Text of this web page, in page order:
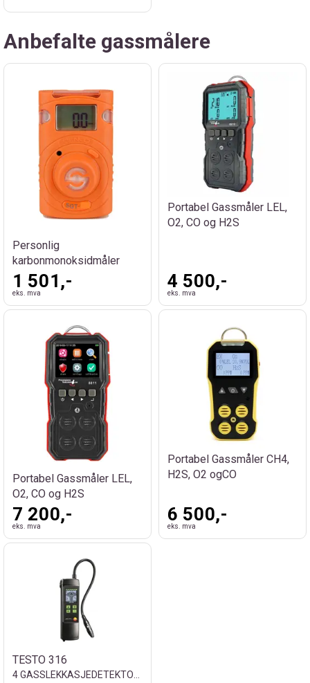
Anbefalte gassmålere
Personlig
karbonmonoksidmåler
1 501,-
eks. mva
Portabel Gassmåler LEL,
O2, CO og H2S
4 500,-
eks. mva
Portabel Gassmåler LEL,
O2, CO og H2S
7 200,-
eks. mva
Portabel Gassmåler CH4,
H2S, O2 ogCO
6 500,-
eks. mva
TESTO 316
4 GASSLEKKASJEDETEKTOR, AMMONIAKK